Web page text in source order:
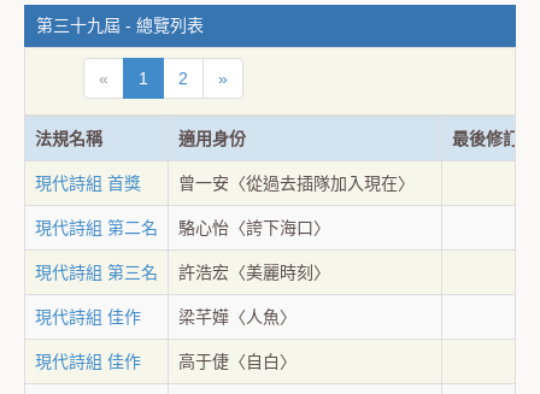
第三十九屆 - 總覽列表
« 1 2 »
法規名稱 適用身份 最後修訂日
現代詩組 首獎 曾一安〈從過去插隊加入現在〉
現代詩組 第二名 駱心怡〈誇下海口〉
現代詩組 第三名 許浩宏〈美麗時刻〉
現代詩組 佳作 梁芊嬅〈人魚〉
現代詩組 佳作 高于倢〈自白〉